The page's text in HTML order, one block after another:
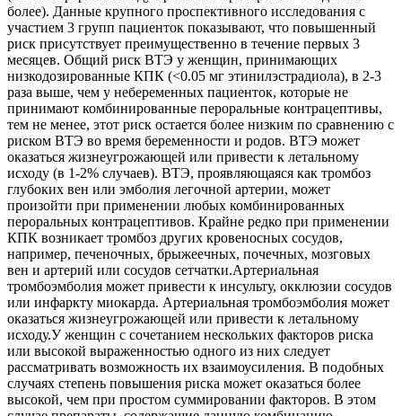
более). Данные крупного проспективного исследования с
участием 3 групп пациенток показывают, что повышенный
риск присутствует преимущественно в течение первых 3
месяцев. Общий риск ВТЭ у женщин, принимающих
низкодозированные КПК (<0.05 мг этинилэстрадиола), в 2-3
раза выше, чем у небеременных пациенток, которые не
принимают комбинированные пероральные контрацептивы,
тем не менее, этот риск остается более низким по сравнению с
риском ВТЭ во время беременности и родов. ВТЭ может
оказаться жизнеугрожающей или привести к летальному
исходу (в 1-2% случаев). ВТЭ, проявляющаяся как тромбоз
глубоких вен или эмболия легочной артерии, может
произойти при применении любых комбинированных
пероральных контрацептивов. Крайне редко при применении
КПК возникает тромбоз других кровеносных сосудов,
например, печеночных, брыжеечных, почечных, мозговых
вен и артерий или сосудов сетчатки.Артериальная
тромбоэмболия может привести к инсульту, окклюзии сосудов
или инфаркту миокарда. Артериальная тромбоэмболия может
оказаться жизнеугрожающей или привести к летальному
исходу.У женщин с сочетанием нескольких факторов риска
или высокой выраженностью одного из них следует
рассматривать возможность их взаимоусиления. В подобных
случаях степень повышения риска может оказаться более
высокой, чем при простом суммировании факторов. В этом